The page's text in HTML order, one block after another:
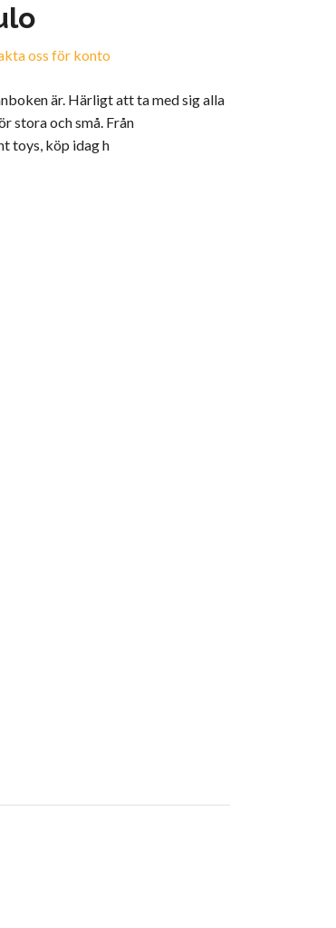
oss för konto
är. Härligt att ta med sig alla
stora och små. Från
toys, köp idag h